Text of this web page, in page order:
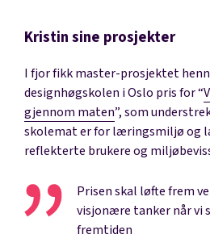
Kristin sine prosjekter
I fjor fikk master-prosjektet
designhøgskolen i Oslo pris for “
gjennom maten”, som
skolemat er for læringsmiljø og
reflekterte brukere og
Prisen skal løfte frem
visjonære tanker når vi
fremtiden